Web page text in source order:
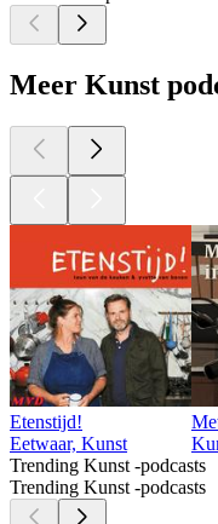
Meer Kunst
Etenstijd!
Eetwaar, Kunst
Trending Kunst -podcasts
Trending Kunst -podcasts